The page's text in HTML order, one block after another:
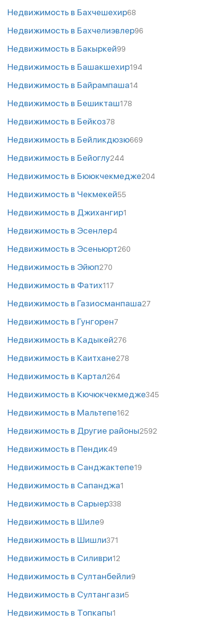
Недвижимость в Бахчешехир68
Недвижимость в Бахчелиэвлер96
Недвижимость в Бакыркей99
Недвижимость в Башакшехир194
Недвижимость в Байрампаша14
Недвижимость в Бешикташ178
Недвижимость в Бейкоз78
Недвижимость в Бейликдюзю669
Недвижимость в Бейоглу244
Недвижимость в Бююкчекмедже204
Недвижимость в Чекмекей55
Недвижимость в Джихангир1
Недвижимость в Эсенлер4
Недвижимость в Эсеньюрт260
Недвижимость в Эйюп270
Недвижимость в Фатих117
Недвижимость в Газиосманпаша27
Недвижимость в Гунгорен7
Недвижимость в Кадыкей276
Недвижимость в Каитхане278
Недвижимость в Картал264
Недвижимость в Кючюкчекмедже345
Недвижимость в Мальтепе162
Недвижимость в Другие районы2592
Недвижимость в Пендик49
Недвижимость в Санджактепе19
Недвижимость в Сапанджа1
Недвижимость в Сарыер338
Недвижимость в Шиле9
Недвижимость в Шишли371
Недвижимость в Силиври12
Недвижимость в Султанбейли9
Недвижимость в Султангази5
Недвижимость в Топкапы1